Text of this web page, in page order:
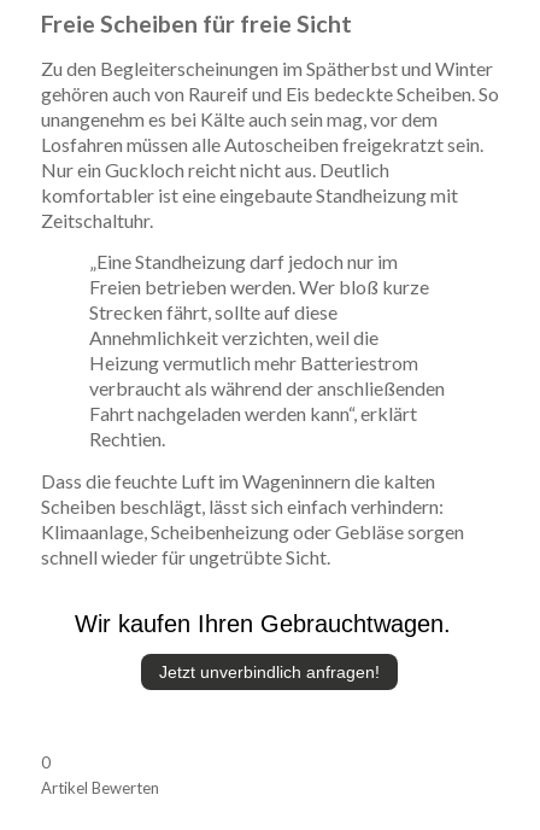
Freie Scheiben für freie Sicht
Zu den Begleiterscheinungen im Spätherbst und Winter
gehören auch von Raureif und Eis bedeckte Scheiben. So
unangenehm es bei Kälte auch sein mag, vor dem
Losfahren müssen alle Autoscheiben freigekratzt sein.
Nur ein Guckloch reicht nicht aus. Deutlich
komfortabler ist eine eingebaute Standheizung mit
Zeitschaltuhr.
„Eine Standheizung darf jedoch nur im
Freien betrieben werden. Wer bloß kurze
Strecken fährt, sollte auf diese
Annehmlichkeit verzichten, weil die
Heizung vermutlich mehr Batteriestrom
verbraucht als während der anschließenden
Fahrt nachgeladen werden kann“, erklärt
Rechtien.
Dass die feuchte Luft im Wageninnern die kalten
Scheiben beschlägt, lässt sich einfach verhindern:
Klimaanlage, Scheibenheizung oder Gebläse sorgen
schnell wieder für ungetrübte Sicht.
Wir kaufen Ihren Gebrauchtwagen.
Jetzt unverbindlich anfragen!
0
Artikel Bewerten